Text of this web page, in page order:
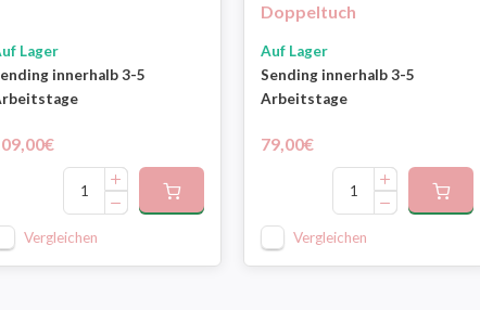
Lager
innerhalb 3-5
Vergleichen
Doppeltuch
Auf Lager
Sending innerhalb 3-5
Arbeitstage
79,00€
Vergleichen